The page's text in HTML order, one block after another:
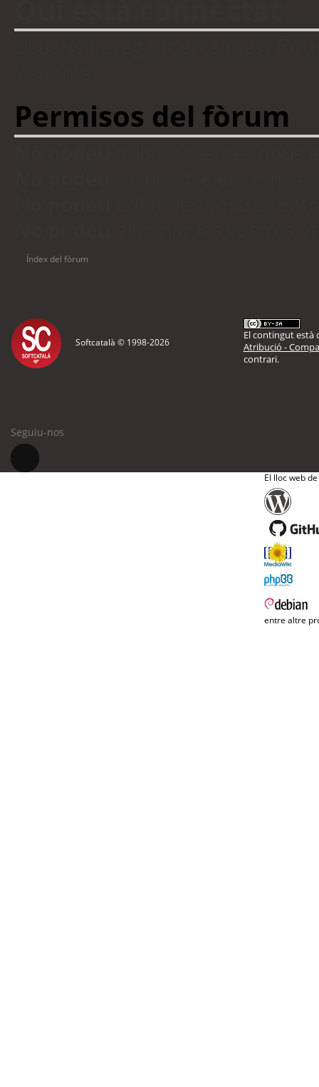
Permisos del fòrum
Índex del fòrum
Softcatalà © 1998-2026
El contingut està
Atribució -
contrari.
Seguiu-nos
El lloc web
entre altre